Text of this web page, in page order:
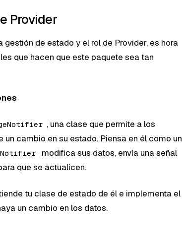
Provider
de estado y el rol de Provider, es hora
que hacen que este paquete sea tan
, una clase que permite a los
cambio en su estado. Piensa en él como un
modifica sus datos, envía una señal
que se actualicen.
tu clase de estado de él e implementa el
un cambio en los datos.